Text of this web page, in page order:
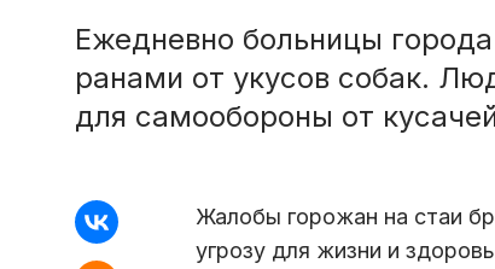
Ежедневно больницы
ранами от укусов собак.
для самообороны от
Жалобы горожан на стаи
угрозу для жизни и